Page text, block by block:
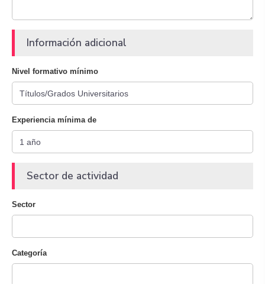
Información adicional
Nivel formativo mínimo
Experiencia mínima de
Sector de actividad
Sector
Categoría